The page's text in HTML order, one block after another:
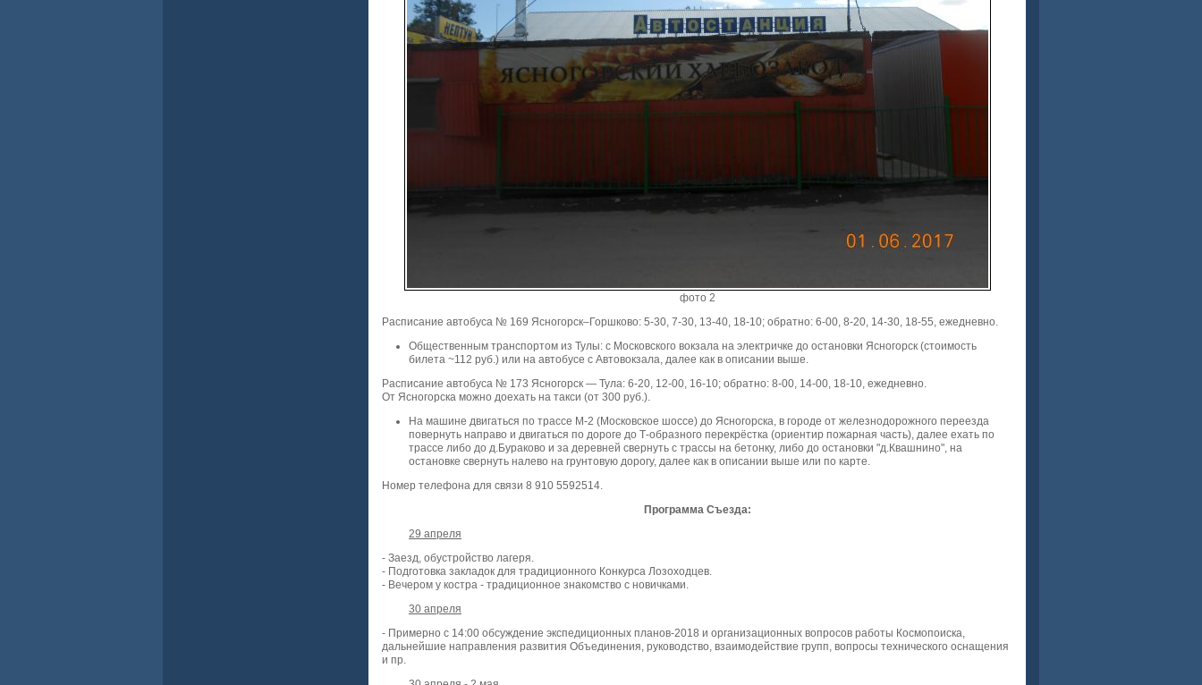
фото 2
Расписание автобуса № 169 Ясногорск–Горшково: 5-30, 7-30, 13-40, 18-10; обратно: 6-00, 8-20, 14-30, 18-55, ежедневно.
Общественным транспортом из Тулы: с Московского вокзала на электричке до остановки Ясногорск (стоимость
билета ~112 руб.) или на автобусе с Автовокзала, далее как в описании выше.
Расписание автобуса № 173 Ясногорск — Тула: 6-20, 12-00, 16-10; обратно: 8-00, 14-00, 18-10, ежедневно.
От Ясногорска можно доехать на такси (от 300 руб.).
На машине двигаться по трассе М-2 (Московское шоссе) до Ясногорска, в городе от железнодорожного переезда
повернуть направо и двигаться по дороге до Т-образного перекрёстка (ориентир пожарная часть), далее ехать по
трассе либо до д.Бураково и за деревней свернуть с трассы на бетонку, либо до остановки "д.Квашнино", на
остановке свернуть налево на грунтовую дорогу, далее как в описании выше или по карте.
Номер телефона для связи 8 910 5592514.
Программа Съезда:
29 апреля
- Заезд, обустройство лагеря.
- Подготовка закладок для традиционного Конкурса Лозоходцев.
- Вечером у костра - традиционное знакомство с новичками.
30 апреля
- Примерно с 14:00 обсуждение экспедиционных планов-2018 и организационных вопросов работы Космопоиска,
дальнейшие направления развития Объединения, руководство, взаимодействие групп, вопросы технического оснащения
и пр.